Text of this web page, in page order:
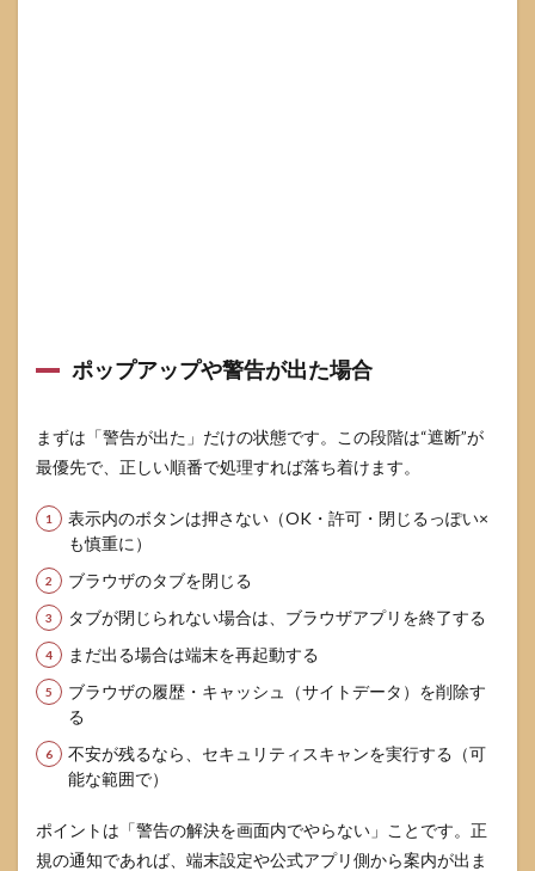
ポップアップや警告が出た場合
まずは「警告が出た」だけの状態です。この段階は“遮断”が
最優先で、正しい順番で処理すれば落ち着けます。
表示内のボタンは押さない（OK・許可・閉じるっぽい×
も慎重に）
ブラウザのタブを閉じる
タブが閉じられない場合は、ブラウザアプリを終了する
まだ出る場合は端末を再起動する
ブラウザの履歴・キャッシュ（サイトデータ）を削除す
る
不安が残るなら、セキュリティスキャンを実行する（可
能な範囲で）
ポイントは「警告の解決を画面内でやらない」ことです。正
規の通知であれば、端末設定や公式アプリ側から案内が出ま